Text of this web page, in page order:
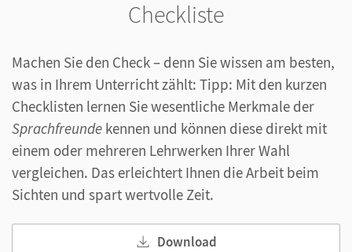
Checkliste
Machen Sie den Check – denn Sie wissen am besten,
was in Ihrem Unterricht zählt: Tipp: Mit den kurzen
Checklisten lernen Sie wesentliche Merkmale der
Sprachfreunde kennen und können diese direkt mit
einem oder mehreren Lehrwerken Ihrer Wahl
vergleichen. Das erleichtert Ihnen die Arbeit beim
Sichten und spart wertvolle Zeit.
Download